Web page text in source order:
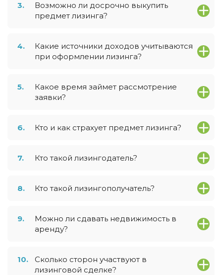
3.
Возможно ли досрочно выкупить
предмет лизинга?
4.
Какие источники доходов учитываются
при оформлении лизинга?
5.
Какое время займет рассмотрение
заявки?
6. Кто и как страхует предмет лизинга?
7. Кто такой лизингодатель?
8. Кто такой лизингополучатель?
9.
Можно ли сдавать недвижимость в
аренду?
10.
Сколько сторон участвуют в
лизинговой сделке?